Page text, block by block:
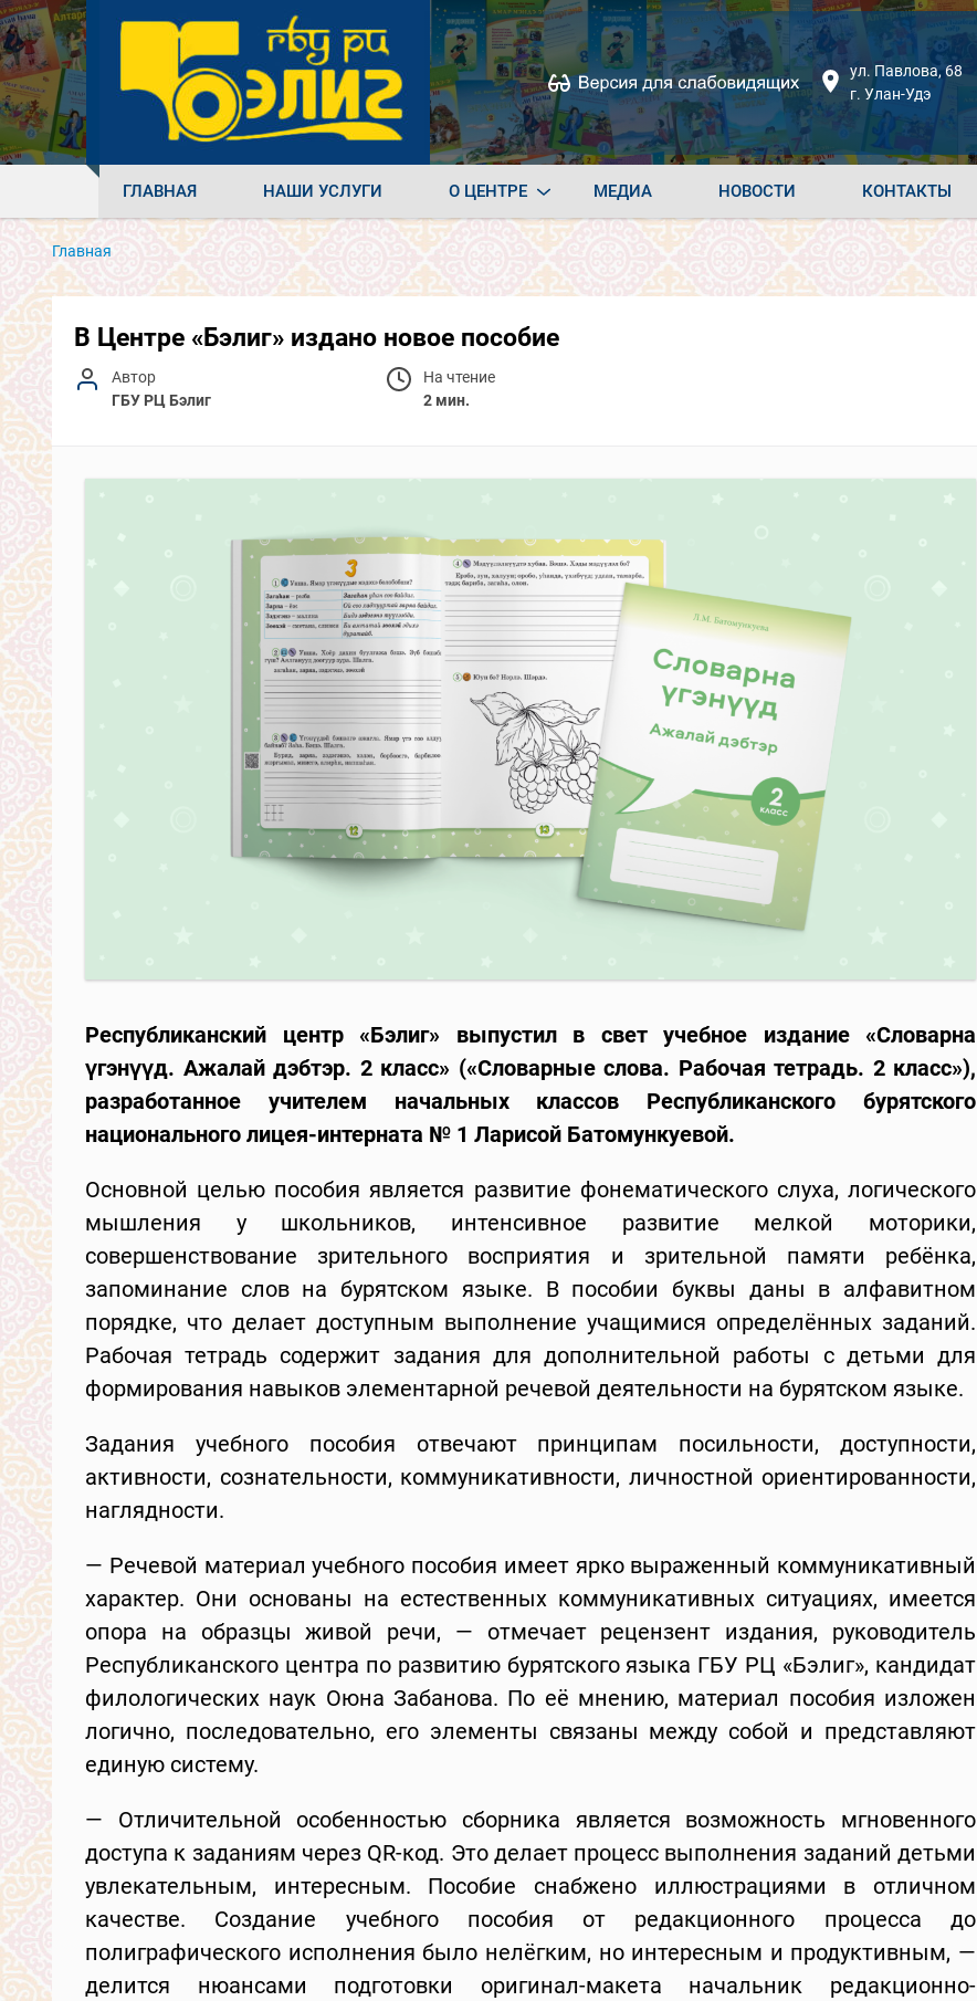
ул. Павлова, 68
г. Улан-Удэ
ГЛАВНАЯ НАШИ УСЛУГИ О ЦЕНТРЕ МЕДИА НОВОСТИ КОНТАКТЫ
Главная
В Центре «Бэлиг» издано новое пособие
Автор
ГБУ РЦ Бэлиг
На чтение
2 мин.
Республиканский центр «Бэлиг» выпустил в свет учебное издание «Словарна
үгэнүүд. Ажалай дэбтэр. 2 класс» («Словарные слова. Рабочая тетрадь. 2 класс»),
разработанное учителем начальных классов Республиканского бурятского
национального лицея-интерната № 1 Ларисой Батомункуевой.
Основной целью пособия является развитие фонематического слуха, логического
мышления у школьников, интенсивное развитие мелкой моторики,
совершенствование зрительного восприятия и зрительной памяти ребёнка,
запоминание слов на бурятском языке. В пособии буквы даны в алфавитном
порядке, что делает доступным выполнение учащимися определённых заданий.
Рабочая тетрадь содержит задания для дополнительной работы с детьми для
формирования навыков элементарной речевой деятельности на бурятском языке.
Задания учебного пособия отвечают принципам посильности, доступности,
активности, сознательности, коммуникативности, личностной ориентированности,
наглядности.
— Речевой материал учебного пособия имеет ярко выраженный коммуникативный
характер. Они основаны на естественных коммуникативных ситуациях, имеется
опора на образцы живой речи, — отмечает рецензент издания, руководитель
Республиканского центра по развитию бурятского языка ГБУ РЦ «Бэлиг», кандидат
филологических наук Оюна Забанова. По её мнению, материал пособия изложен
логично, последовательно, его элементы связаны между собой и представляют
единую систему.
— Отличительной особенностью сборника является возможность мгновенного
доступа к заданиям через QR-код. Это делает процесс выполнения заданий детьми
увлекательным, интересным. Пособие снабжено иллюстрациями в отличном
качестве. Создание учебного пособия от редакционного процесса до
полиграфического исполнения было нелёгким, но интересным и продуктивным, —
делится нюансами подготовки оригинал-макета начальник редакционно-